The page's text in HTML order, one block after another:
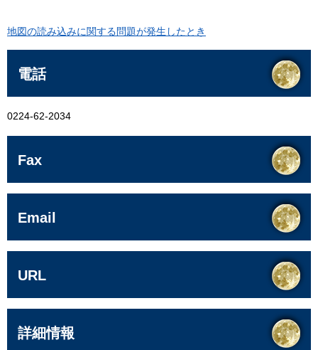
地図の読み込みに関する問題が発生したとき
電話
0224-62-2034
Fax
Email
URL
詳細情報